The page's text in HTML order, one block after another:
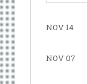
NOV 14
NOV 07